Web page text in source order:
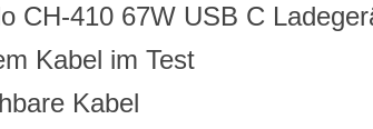
CH-410 67W USB C
Kabel im Test
Kabel